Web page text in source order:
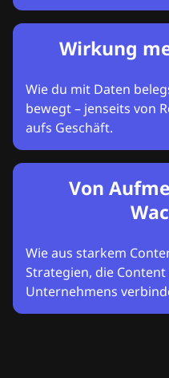
Wirkung
Wie du mit Daten
bewegt – jenseits von
aufs Geschäft.
Von
Wie aus starkem
Strategien, die
Unternehmens